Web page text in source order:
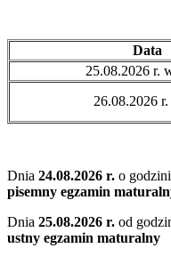
Data
25.08.2026 r.
26.08.2026 r.
Dnia 24.08.2026 r. o
pisemny egzamin
Dnia 25.08.2026 r. od
ustny egzamin maturalny